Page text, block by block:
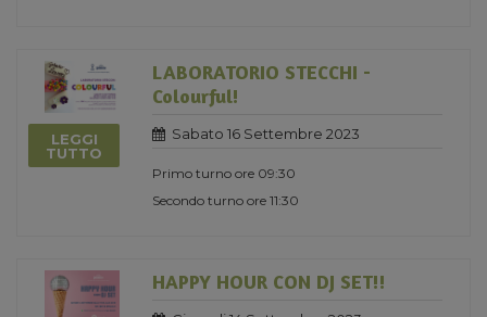
LEGGI
TUTTO
LABORATORIO STECCHI -
Colourful!
Sabato 16 Settembre 2023
Primo turno ore 09:30
Secondo turno ore 11:30
HAPPY HOUR CON DJ SET!!